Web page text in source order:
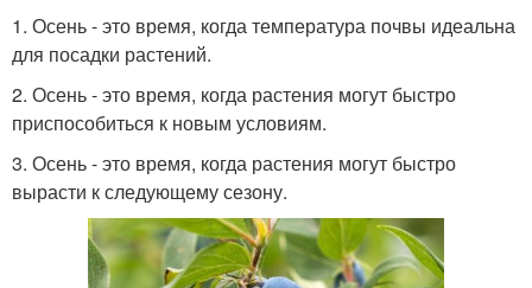
1. Осень - это время, когда температура почвы идеальна
для посадки растений.
2. Осень - это время, когда растения могут быстро
приспособиться к новым условиям.
3. Осень - это время, когда растения могут быстро
вырасти к следующему сезону.